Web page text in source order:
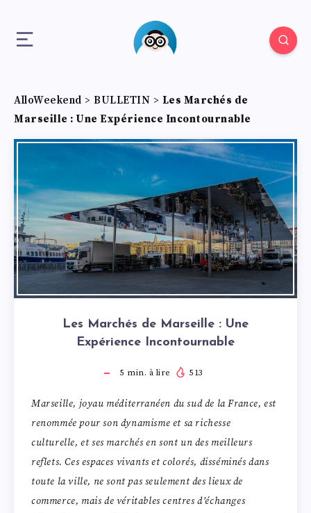
AlloWeekend > BULLETIN > Les Marchés de
Marseille : Une Expérience Incontournable
Les Marchés de Marseille : Une
Expérience Incontournable
5 min. à lire 513
Marseille, joyau méditerranéen du sud de la France, est
renommée pour son dynamisme et sa richesse
culturelle, et ses marchés en sont un des meilleurs
reflets. Ces espaces vivants et colorés, disséminés dans
toute la ville, ne sont pas seulement des lieux de
commerce, mais de véritables centres d’échanges